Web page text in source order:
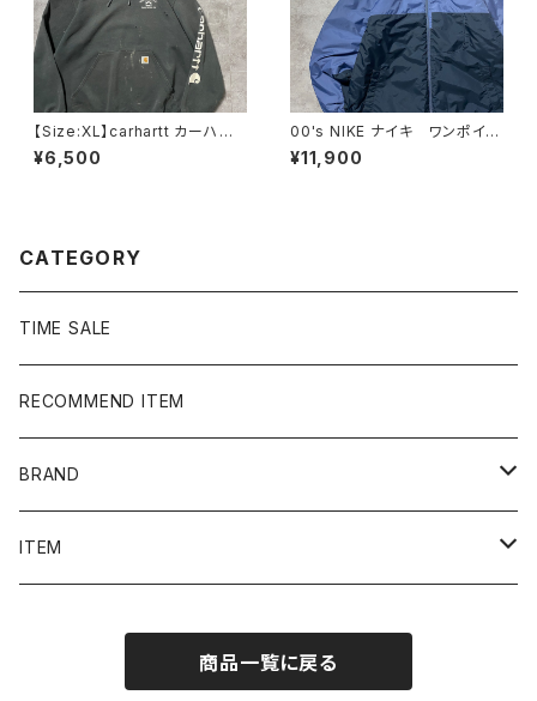
【Size:XL】carhartt カーハー
ト 刺繍企業ロゴ アームプリ
ント グッドダメージ ダークグ
¥6,500
00's NIKE ナイキ ワンポイン
ト ラベルロゴ バイカラー
中綿 ナイロンジャケット
¥11,900
CATEGORY
TIME SALE
RECOMMEND ITEM
BRAND
NIKE
ITEM
商品一覧に戻る